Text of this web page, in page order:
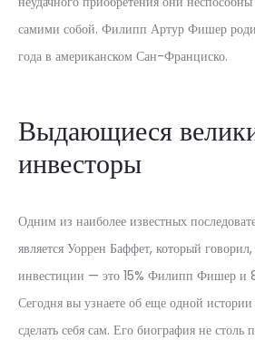
самими собой. Филипп Артур Фишер
года в американском Сан-Франциско.
Выдающиеся
инвесторы
Одним из наиболее известных
является Уоррен Баффет, который
инвестиции — это 15% Филипп Фишер и
Сегодня вы узнаете об еще одной
сделать себя сам. Его биография не столь